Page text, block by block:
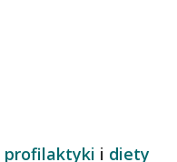
profilaktyki i diety